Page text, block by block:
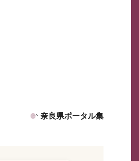
奈良県ポータル集